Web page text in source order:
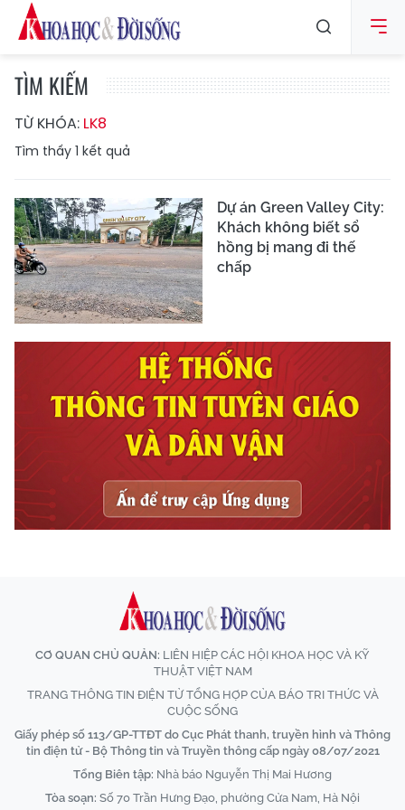
TÌM KIẾM
TỪ KHÓA: LK8
Tìm thấy 1 kết quả
Dự án Green Valley City:
Khách không biết sổ
hồng bị mang đi thế
chấp
CƠ QUAN CHỦ QUẢN: LIÊN HIỆP CÁC HỘI KHOA HỌC VÀ KỸ
THUẬT VIỆT NAM
TRANG THÔNG TIN ĐIỆN TỬ TỔNG HỢP CỦA BÁO TRI THỨC VÀ
CUỘC SỐNG
Giấy phép số 113/GP-TTĐT do Cục Phát thanh, truyền hình và Thông
tin điện tử - Bộ Thông tin và Truyền thông cấp ngày 08/07/2021
Tổng Biên tập: Nhà báo Nguyễn Thị Mai Hương
Tòa soạn: Số 70 Trần Hưng Đạo, phường Cửa Nam, Hà Nội